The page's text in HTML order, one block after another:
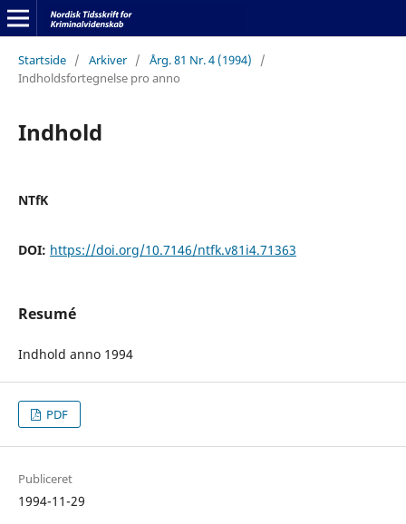
Startside / Arkiver / Årg. 81 Nr. 4 (1994)
/
Indholdsfortegnelse pro anno
Indhold
NTfK
DOI: https://doi.org/10.7146/ntfk.v81i4.71363
Resumé
Indhold anno 1994
PDF
Publiceret
1994-11-29